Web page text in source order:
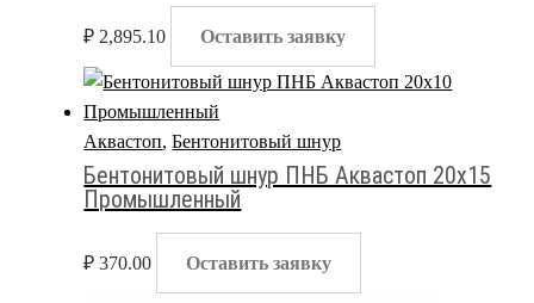
₽ 2,895.10 Оставить заявку
Аквастоп,Бентонитовый шнур
Бентонитовый шнур ПНБ Аквастоп 20х15
Промышленный
₽ 370.00 Оставить заявку